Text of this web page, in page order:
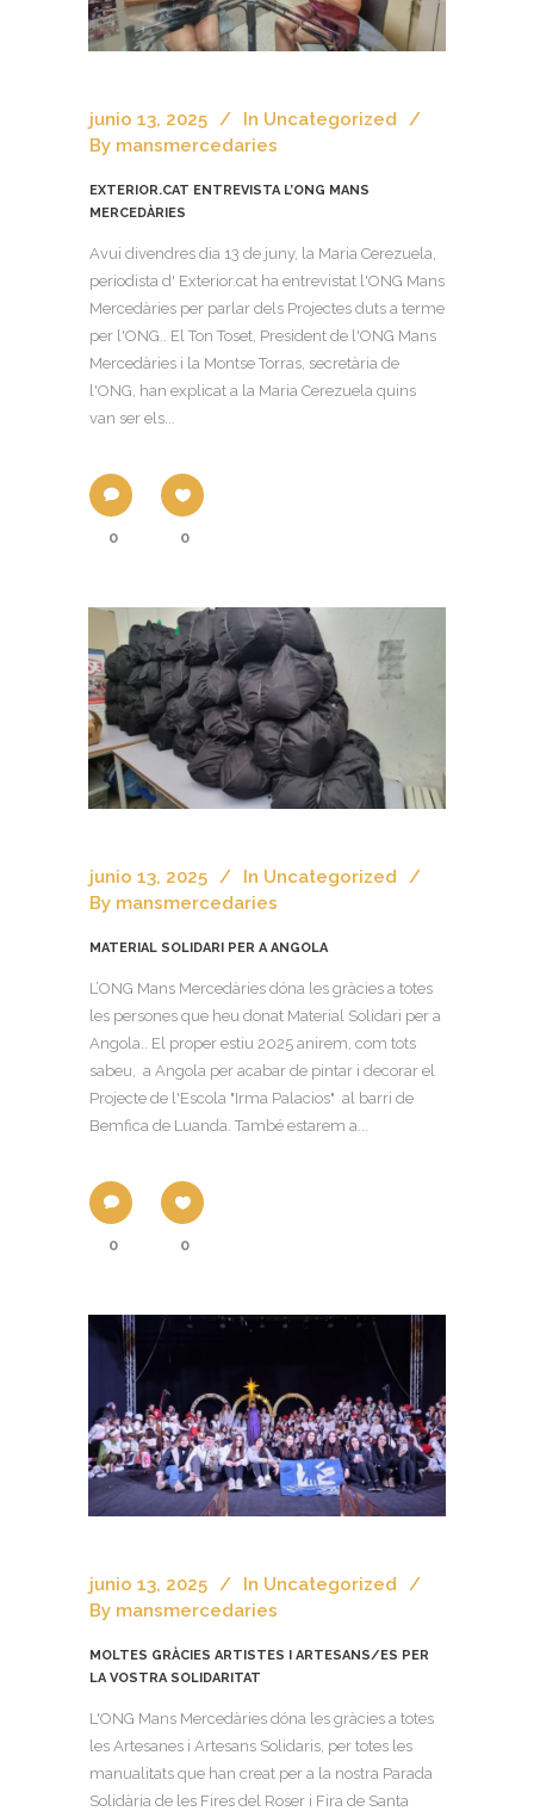
junio 13, 2025 In Uncategorized
By mansmercedaries
EXTERIOR.CAT ENTREVISTA L’ONG MANS
MERCEDÀRIES
Avui divendres dia 13 de juny, la Maria Cerezuela,
periodista d' Exterior.cat ha entrevistat l'ONG Mans
Mercedàries per parlar dels Projectes duts a terme
per l'ONG.. El Ton Toset, President de l'ONG Mans
Mercedàries i la Montse Torras, secretària de
l'ONG, han explicat a la Maria Cerezuela quins
van ser els...
0 0
junio 13, 2025 In Uncategorized
By mansmercedaries
MATERIAL SOLIDARI PER A ANGOLA
L’ONG Mans Mercedàries dóna les gràcies a totes
les persones que heu donat Material Solidari per a
Angola.. El proper estiu 2025 anirem, com tots
sabeu, a Angola per acabar de pintar i decorar el
Projecte de l'Escola "Irma Palacios" al barri de
Bemfica de Luanda. També estarem a...
0 0
junio 13, 2025 In Uncategorized
By mansmercedaries
MOLTES GRÀCIES ARTISTES I ARTESANS/ES PER
LA VOSTRA SOLIDARITAT
L'ONG Mans Mercedàries dóna les gràcies a totes
les Artesanes i Artesans Solidaris, per totes les
manualitats que han creat per a la nostra Parada
Solidària de les Fires del Roser i Fira de Santa